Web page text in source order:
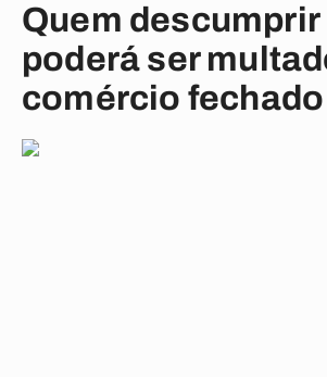
Quem
poderá ser
comércio fechado